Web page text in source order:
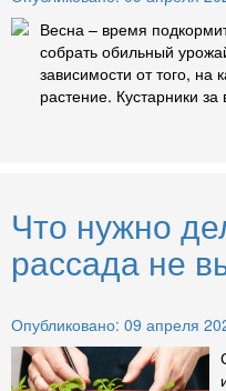
Весна – время
собрать обильный
зависимости от того, на
растение. Кустарники
Что нужно
рассада не
Опубликовано: 09 апреля